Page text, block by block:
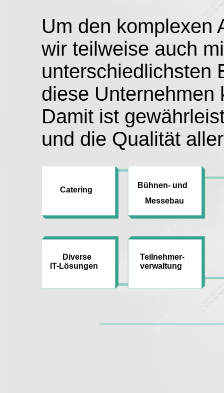
Um den komplexen
wir teilweise auch
unterschiedlichsten
diese Unternehmen
Damit ist
und die Qualität
Catering
Bühnen- und
Messebau
Diverse
IT-Lösungen
Teilnehmer-
verwaltung